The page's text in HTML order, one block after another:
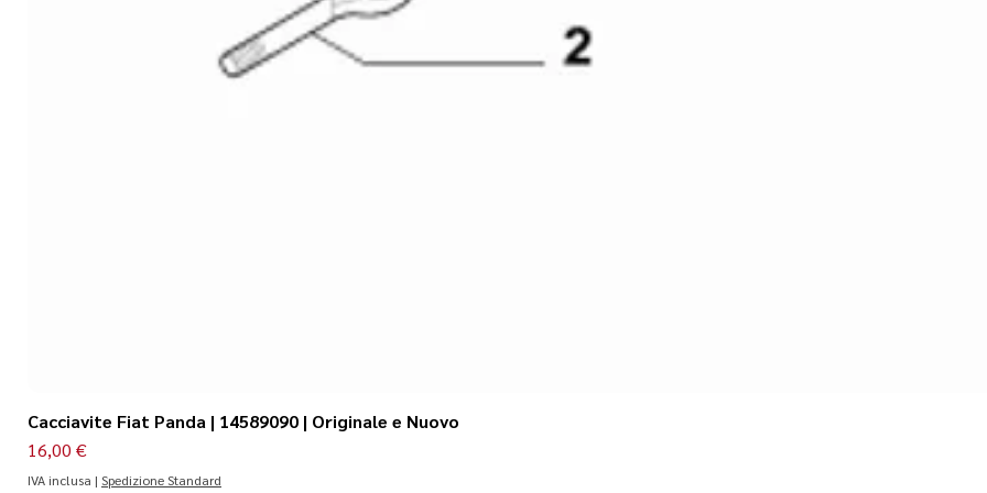
Cacciavite Fiat Panda | 14589090 | Originale e Nuovo
Prezzo
16,00 €
IVA inclusa | Spedizione Standard